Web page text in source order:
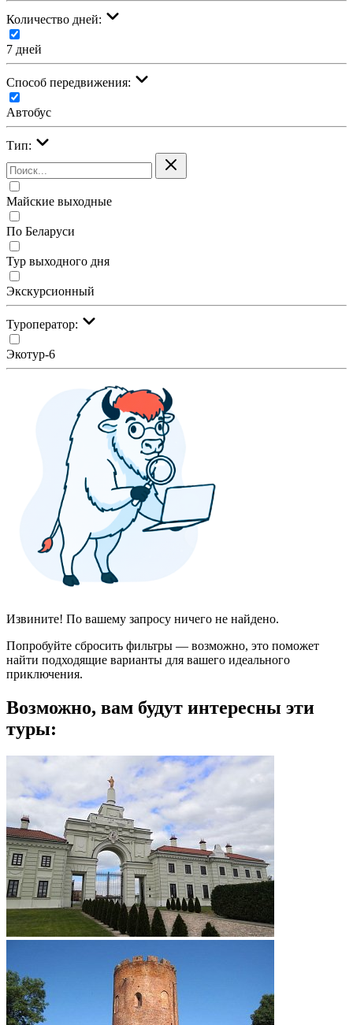
Количество дней:
7 дней
Cпособ передвижения:
Автобус
Тип:
Майские выходные
По Беларуси
Тур выходного дня
Экскурсионный
Туроператор:
Экотур-6
Извините! По вашему запросу ничего не найдено.
Попробуйте сбросить фильтры — возможно, это поможет
найти подходящие варианты для вашего идеального
приключения.
Возможно, вам будут интересны эти
туры: